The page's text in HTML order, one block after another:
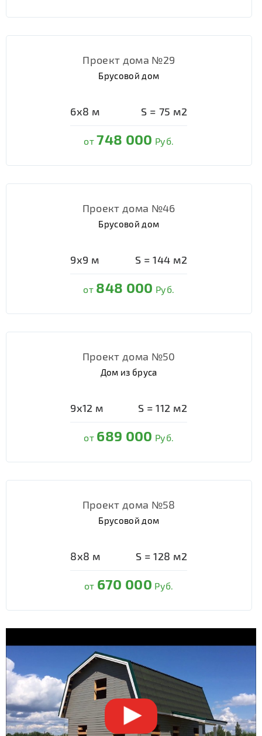
Проект дома №29
Брусовой дом
6х8 м S = 75 м2
от748 000 Руб.
Проект дома №46
Брусовой дом
9х9 м S =144 м2
от 848 000 Руб.
Проект дома №50
Дом из бруса
9х12 м S =112 м2
от 689 000 Руб.
Проект дома №58
Брусовой дом
8х8 м S =128 м2
от 670 000 Руб.